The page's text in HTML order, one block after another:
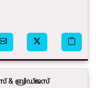
& ബ്രിഡ്ജസ്